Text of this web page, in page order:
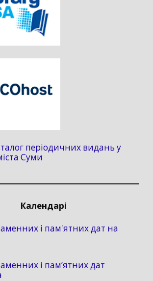
періодичних видань у
Суми
Календарі
і пам'ятних дат на
і пам’ятних дат